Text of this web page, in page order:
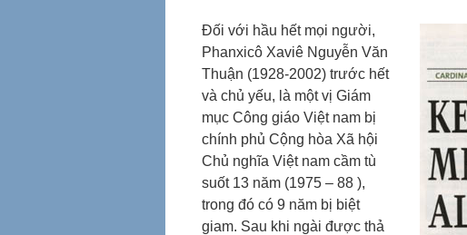
Đối với hầu hết mọi người,
Phanxicô Xaviê Nguyễn Văn
Thuận (1928-2002) trước hết
và chủ yếu, là một vị Giám
mục Công giáo Việt nam bị
chính phủ Cộng hòa Xã hội
Chủ nghĩa Việt nam cầm tù
suốt 13 năm (1975 – 88 ),
trong đó có 9 năm bị biệt
giam. Sau khi ngài được thả